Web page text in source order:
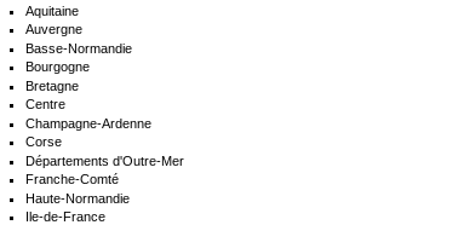
Aquitaine
Auvergne
Basse-Normandie
Bourgogne
Bretagne
Centre
Champagne-Ardenne
Corse
Départements d'Outre-Mer
Franche-Comté
Haute-Normandie
Ile-de-France